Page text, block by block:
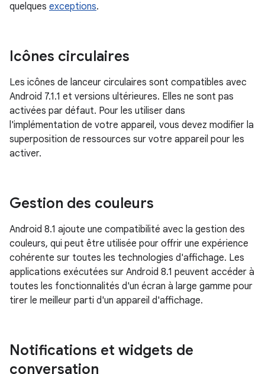
quelques exceptions.
Icônes circulaires
Les icônes de lanceur circulaires sont compatibles avec
Android 7.1.1 et versions ultérieures. Elles ne sont pas
activées par défaut. Pour les utiliser dans
l'implémentation de votre appareil, vous devez modifier la
superposition de ressources sur votre appareil pour les
activer.
Gestion des couleurs
Android 8.1 ajoute une compatibilité avec la gestion des
couleurs, qui peut être utilisée pour offrir une expérience
cohérente sur toutes les technologies d'affichage. Les
applications exécutées sur Android 8.1 peuvent accéder à
toutes les fonctionnalités d'un écran à large gamme pour
tirer le meilleur parti d'un appareil d'affichage.
Notifications et widgets de
conversation